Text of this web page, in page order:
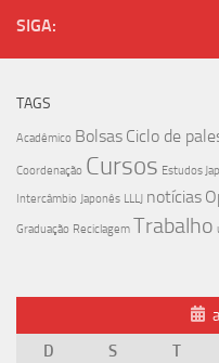
SIGA:
TAGS
Acadêmico Bolsas Ciclo de
Coordenação Cursos Estudos
Intercâmbio Japonês LLLJ notícias
Graduação Reciclagem Trabalho
D
S T